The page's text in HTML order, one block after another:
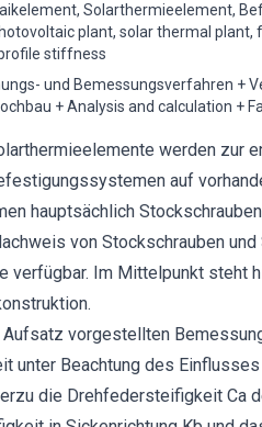
Solarthermieelement,
plant, solar thermal
stiffness
und Bemessungsverfahren +
+ Analysis and calculation +
werden zur
auf
hauptsächlich
von Stockschrauben
verfügbar. Im Mittelpunkt steht
vorgestellten
unter Beachtung des
die Drehfedersteifigkeit Ca